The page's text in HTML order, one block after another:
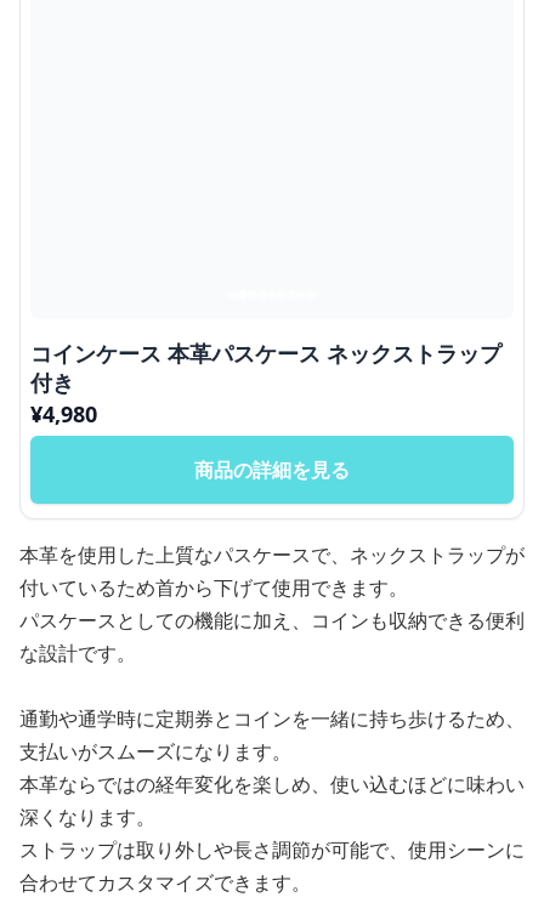
コインケース 本革パスケース ネックストラップ
付き
¥4,980
商品の詳細を見る
本革を使用した上質なパスケースで、ネックストラップが
付いているため首から下げて使用できます。
パスケースとしての機能に加え、コインも収納できる便利
な設計です。
通勤や通学時に定期券とコインを一緒に持ち歩けるため、
支払いがスムーズになります。
本革ならではの経年変化を楽しめ、使い込むほどに味わい
深くなります。
ストラップは取り外しや長さ調節が可能で、使用シーンに
合わせてカスタマイズできます。